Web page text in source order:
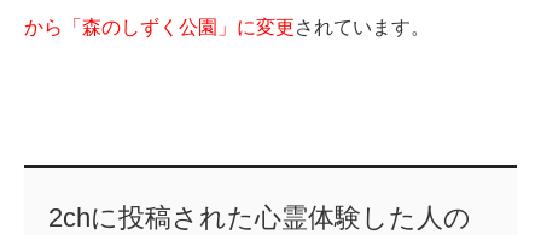
から「森のしずく公園」に変更されています。
2chに投稿された心霊体験した人の